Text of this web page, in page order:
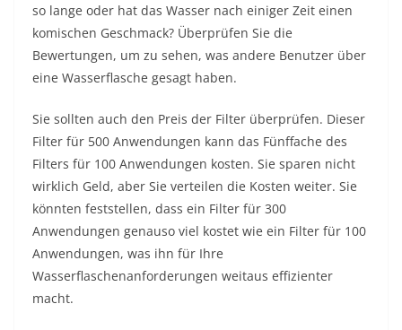
so lange oder hat das Wasser nach einiger Zeit einen
komischen Geschmack? Überprüfen Sie die
Bewertungen, um zu sehen, was andere Benutzer über
eine Wasserflasche gesagt haben.
Sie sollten auch den Preis der Filter überprüfen. Dieser
Filter für 500 Anwendungen kann das Fünffache des
Filters für 100 Anwendungen kosten. Sie sparen nicht
wirklich Geld, aber Sie verteilen die Kosten weiter. Sie
könnten feststellen, dass ein Filter für 300
Anwendungen genauso viel kostet wie ein Filter für 100
Anwendungen, was ihn für Ihre
Wasserflaschenanforderungen weitaus effizienter
macht.